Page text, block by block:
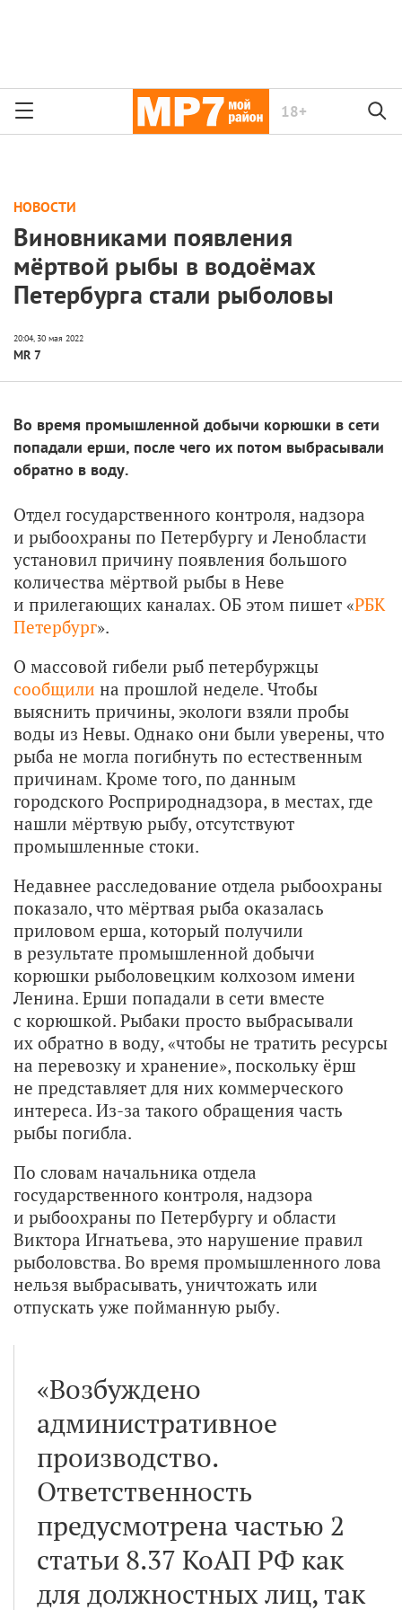
18+
НОВОСТИ
Виновниками появления
мёртвой рыбы в водоёмах
Петербурга стали рыболовы
MR 7
Во время промышленной добычи корюшки в сети
попадали ерши, после чего их потом выбрасывали
обратно в воду.
Отдел государственного контроля, надзора
и рыбоохраны по Петербургу и Ленобласти
установил причину появления большого
количества мёртвой рыбы в Неве
и прилегающих каналах. ОБ этом пишет «РБК
Петербург».
О массовой гибели рыб петербуржцы
сообщили на прошлой неделе. Чтобы
выяснить причины, экологи взяли пробы
воды из Невы. Однако они были уверены, что
рыба не могла погибнуть по естественным
причинам. Кроме того, по данным
городского Росприроднадзора, в местах, где
нашли мёртвую рыбу, отсутствуют
промышленные стоки.
Недавнее расследование отдела рыбоохраны
показало, что мёртвая рыба оказалась
приловом ерша, который получили
в результате промышленной добычи
корюшки рыболовецким колхозом имени
Ленина. Ерши попадали в сети вместе
с корюшкой. Рыбаки просто выбрасывали
их обратно в воду, «чтобы не тратить ресурсы
на перевозку и хранение», поскольку ёрш
не представляет для них коммерческого
интереса. Из-за такого обращения часть
рыбы погибла.
По словам начальника отдела
государственного контроля, надзора
и рыбоохраны по Петербургу и области
Виктора Игнатьева, это нарушение правил
рыболовства. Во время промышленного лова
нельзя выбрасывать, уничтожать или
отпускать уже пойманную рыбу.
«Возбуждено
административное
производство.
Ответственность
предусмотрена частью 2
статьи 8.37 КоАП РФ как
для должностных лиц, так